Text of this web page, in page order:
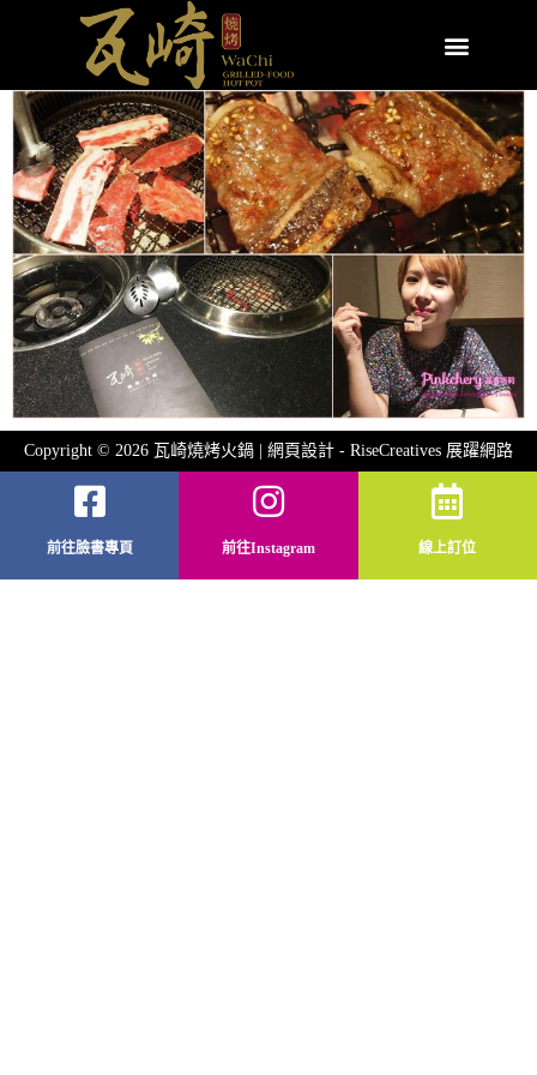
Copyright © 2026 瓦崎燒烤火鍋 | 網頁設計 - RiseCreatives 展躍網路
前往臉書專頁 前往Instagram 線上訂位